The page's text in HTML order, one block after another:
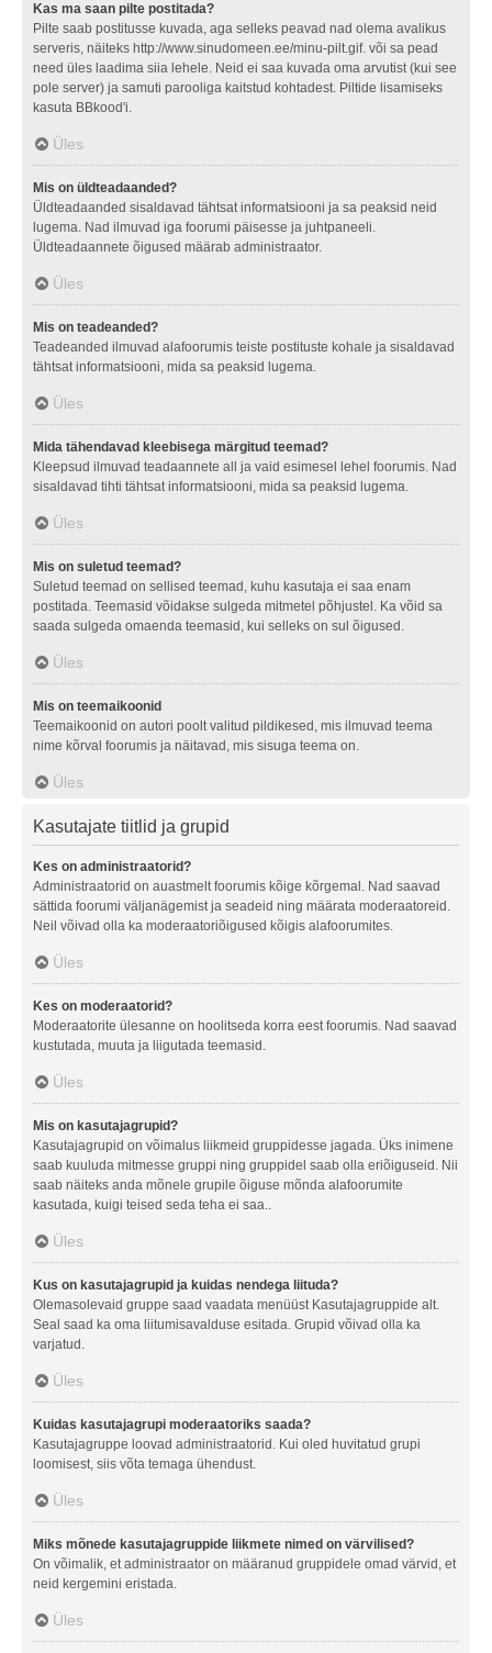
Kas ma saan pilte postitada?
Pilte saab postitusse kuvada, aga selleks peavad nad olema avalikus
serveris, näiteks http://www.sinudomeen.ee/minu-pilt.gif. või sa pead
need üles laadima siia lehele. Neid ei saa kuvada oma arvutist (kui see
pole server) ja samuti parooliga kaitstud kohtadest. Piltide lisamiseks
kasuta BBkood'i.
Üles
Mis on üldteadaanded?
Üldteadaanded sisaldavad tähtsat informatsiooni ja sa peaksid neid
lugema. Nad ilmuvad iga foorumi päisesse ja juhtpaneeli.
Üldteadaannete õigused määrab administraator.
Üles
Mis on teadeanded?
Teadeanded ilmuvad alafoorumis teiste postituste kohale ja sisaldavad
tähtsat informatsiooni, mida sa peaksid lugema.
Üles
Mida tähendavad kleebisega märgitud teemad?
Kleepsud ilmuvad teadaannete all ja vaid esimesel lehel foorumis. Nad
sisaldavad tihti tähtsat informatsiooni, mida sa peaksid lugema.
Üles
Mis on suletud teemad?
Suletud teemad on sellised teemad, kuhu kasutaja ei saa enam
postitada. Teemasid võidakse sulgeda mitmetel põhjustel. Ka võid sa
saada sulgeda omaenda teemasid, kui selleks on sul õigused.
Üles
Mis on teemaikoonid
Teemaikoonid on autori poolt valitud pildikesed, mis ilmuvad teema
nime kõrval foorumis ja näitavad, mis sisuga teema on.
Üles
Kasutajate tiitlid ja grupid
Kes on administraatorid?
Administraatorid on auastmelt foorumis kõige kõrgemal. Nad saavad
sättida foorumi väljanägemist ja seadeid ning määrata moderaatoreid.
Neil võivad olla ka moderaatoriõigused kõigis alafoorumites.
Üles
Kes on moderaatorid?
Moderaatorite ülesanne on hoolitseda korra eest foorumis. Nad saavad
kustutada, muuta ja liigutada teemasid.
Üles
Mis on kasutajagrupid?
Kasutajagrupid on võimalus liikmeid gruppidesse jagada. Üks inimene
saab kuuluda mitmesse gruppi ning gruppidel saab olla eriõiguseid. Nii
saab näiteks anda mõnele grupile õiguse mõnda alafoorumite
kasutada, kuigi teised seda teha ei saa..
Üles
Kus on kasutajagrupid ja kuidas nendega liituda?
Olemasolevaid gruppe saad vaadata menüüst Kasutajagruppide alt.
Seal saad ka oma liitumisavalduse esitada. Grupid võivad olla ka
varjatud.
Üles
Kuidas kasutajagrupi moderaatoriks saada?
Kasutajagruppe loovad administraatorid. Kui oled huvitatud grupi
loomisest, siis võta temaga ühendust.
Üles
Miks mõnede kasutajagruppide liikmete nimed on värvilised?
On võimalik, et administraator on määranud gruppidele omad värvid, et
neid kergemini eristada.
Üles